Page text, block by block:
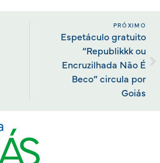
PRÓXIMO
Espetáculo gratuito
“Republikkk ou
Encruzilhada Não É
Beco” circula por
Goiás